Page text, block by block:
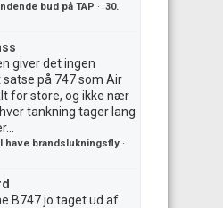
bud på TAP · 30.
giver det ingen
satse på 747 som Air
for store, og ikke nær
tankning tager lang
have brandslukningsfly ·
B747 jo taget ud af